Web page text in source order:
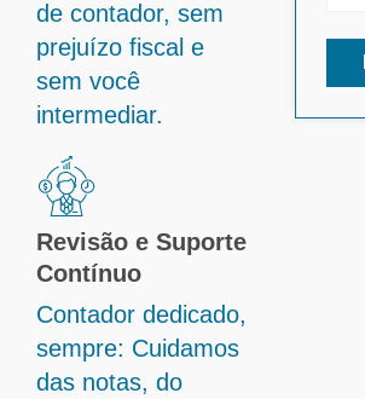
de contador, sem
prejuízo fiscal e
sem você
intermediar.
Revisão e Suporte
Contínuo
Contador dedicado,
sempre: Cuidamos
das notas, do